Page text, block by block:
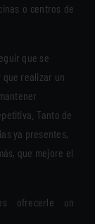
o centros de
que se
que realizar un
Tanto de
ya presentes,
que mejore el
ofrecerle un